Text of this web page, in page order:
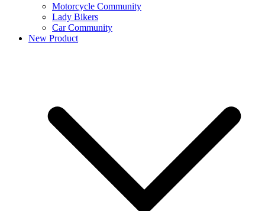
Motorcycle Community
Lady Bikers
Car Community
New Product